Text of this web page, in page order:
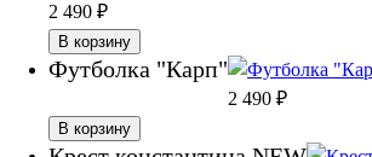
2 490 ₽
В корзину
Футболка "Карп"
2 490 ₽
В корзину